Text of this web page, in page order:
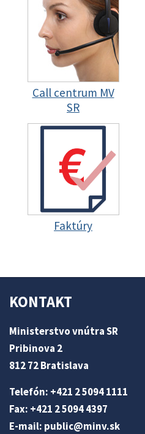
Call centrum MV
SR
Faktúry
KONTAKT
Ministerstvo vnútra SR
Pribinova 2
812 72 Bratislava
Telefón: +421 2 5094 1111
Fax: +421 2 5094 4397
E-mail: public@minv.sk